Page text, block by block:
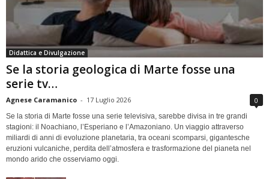
Didattica e Divulgazione
Se la storia geologica di Marte fosse una
serie tv…
Agnese Caramanico - 17 Luglio 2026 0
Se la storia di Marte fosse una serie televisiva, sarebbe divisa in tre grandi
stagioni: il Noachiano, l’Esperiano e l’Amazoniano. Un viaggio attraverso
miliardi di anni di evoluzione planetaria, tra oceani scomparsi, gigantesche
eruzioni vulcaniche, perdita dell’atmosfera e trasformazione del pianeta nel
mondo arido che osserviamo oggi.